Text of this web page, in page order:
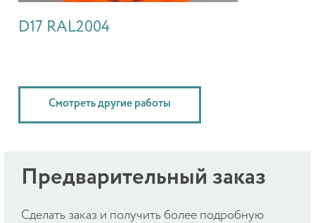
D17 RAL2004
Смотреть другие работы
Предварительный заказ
Cделать заказ и получить более подробную